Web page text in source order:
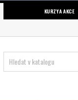
KURZY A AKCE